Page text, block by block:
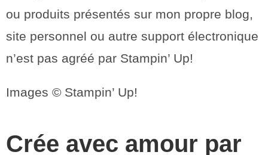
ou produits présentés sur mon propre blog,
site personnel ou autre support électronique
n’est pas agréé par Stampin’ Up!
Images © Stampin’ Up!
Crée avec amour par